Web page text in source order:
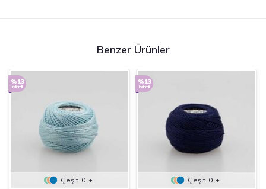
Benzer Ürünler
%13
indirimli
Çeşit 0 +
%13
indirimli
Çeşit 0 +